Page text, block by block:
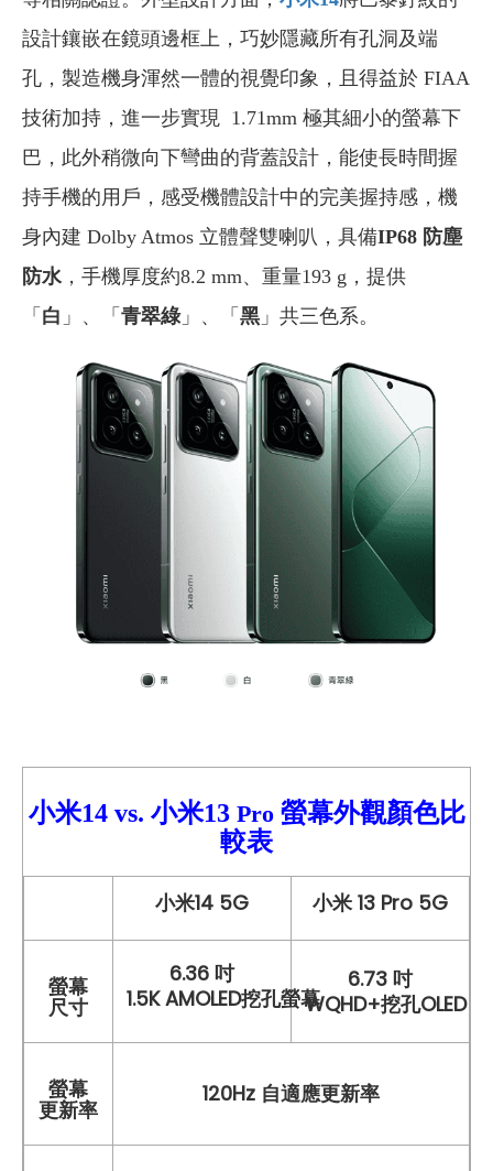
設計鑲嵌在鏡頭邊框上，巧妙隱藏所有孔洞及端
孔，製造機身渾然一體的視覺印象，且得益於 FIAA
技術加持，進一步實現 1.71mm 極其細小的螢幕下
巴，此外稍微向下彎曲的背蓋設計，能使長時間握
持手機的用戶，感受機體設計中的完美握持感，機
身內建 Dolby Atmos 立體聲雙喇叭，具備IP68 防塵
防水 ，手機厚度約8.2 mm、重量193 g，提供
「 白 」、「 青翠綠」、「 黑 」共三色系。
小米14 vs. 小米13Pro螢幕外觀顏色比
較表
小米14 5G 小米 13 Pro 5G
螢幕
尺寸
6.36 吋
1.5K AMOLED挖孔螢幕
6.73 吋
WQHD+挖孔OLED
螢幕
更新率
120Hz 自適應更新率